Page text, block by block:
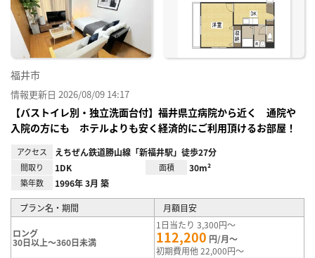
福井市
情報更新日 2026/08/09 14:17
【バストイレ別・独立洗面台付】福井県立病院から近く 通院や
入院の方にも ホテルよりも安く経済的にご利用頂けるお部屋！
アクセス えちぜん鉄道勝山線「新福井駅」徒歩27分
間取り 1DK 面積 30m²
築年数 1996年 3月 築
プラン名・期間 月額目安
ロング
30日以上～360日未満
1日当たり 3,300円～
112,200 円/月～
初期費用他 22,000円～